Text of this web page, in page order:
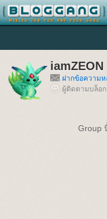
iamZEON
ฝากข้อความห
ผู้ติดตามบล็อ
Group